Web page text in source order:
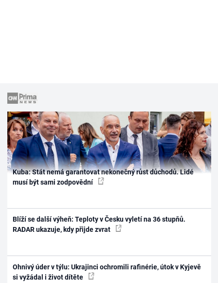
Kuba: Stát nemá garantovat nekonečný růst důchodů. Lidé
musí být sami zodpovědní
Blíží se další výheň: Teploty v Česku vyletí na 36 stupňů.
RADAR ukazuje, kdy přijde zvrat
Ohnivý úder v týlu: Ukrajinci ochromili rafinérie, útok v Kyjevě
si vyžádal i život dítěte